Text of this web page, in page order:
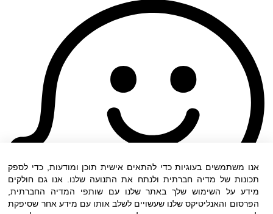
אנו משתמשים בעוגיות כדי להתאים אישית תוכן ומודעות, כדי לספק
תכונות של מדיה חברתית ולנתח את התנועה שלנו. אנו גם חולקים
מידע על השימוש שלך באתר שלנו עם שותפי המדיה החברתית,
הפרסום והאנליטיקס שלנו שעשויים לשלב אותו עם מידע אחר שסיפקת